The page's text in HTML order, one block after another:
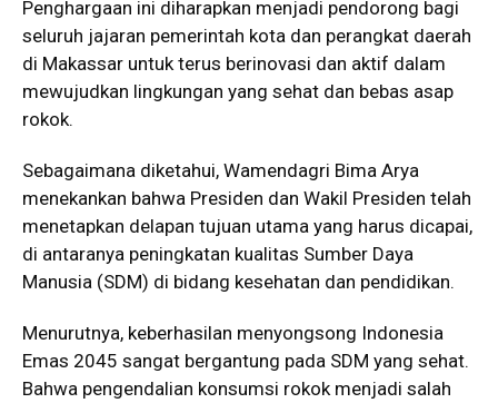
Penghargaan ini diharapkan menjadi pendorong bagi
seluruh jajaran pemerintah kota dan perangkat daerah
di Makassar untuk terus berinovasi dan aktif dalam
mewujudkan lingkungan yang sehat dan bebas asap
rokok.
Sebagaimana diketahui, Wamendagri Bima Arya
menekankan bahwa Presiden dan Wakil Presiden telah
menetapkan delapan tujuan utama yang harus dicapai,
di antaranya peningkatan kualitas Sumber Daya
Manusia (SDM) di bidang kesehatan dan pendidikan.
Menurutnya, keberhasilan menyongsong Indonesia
Emas 2045 sangat bergantung pada SDM yang sehat.
Bahwa pengendalian konsumsi rokok menjadi salah